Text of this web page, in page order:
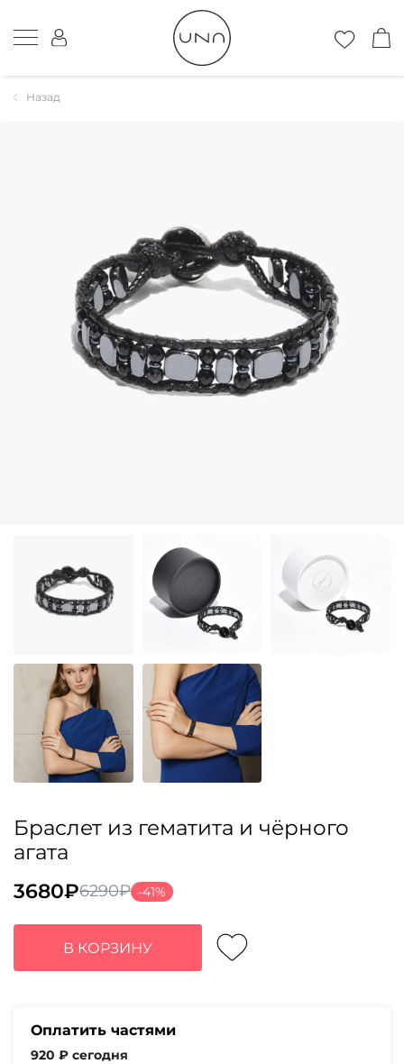
Назад
Браслет из гематита и чёрного
агата
6290₽
Первоначальная
цена
составляла
6290₽.
3680₽
Текущая
цена:
3680₽.
-41%
В КОРЗИНУ
Оплатить частями
920 ₽ сегодня